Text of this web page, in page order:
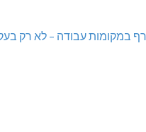
במקומות עבודה – לא רק